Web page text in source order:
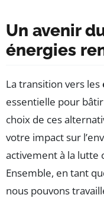
Un avenir
énergies
La transition vers les
essentielle pour
choix de ces
votre impact sur
activement à la lutte
Ensemble, en tant
nous pouvons